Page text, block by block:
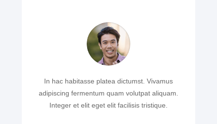
In hac habitasse platea dictumst. Vivamus
adipiscing fermentum quam volutpat aliquam.
Integer et elit eget elit facilisis tristique.